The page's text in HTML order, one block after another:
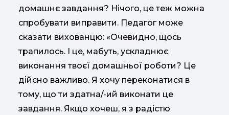
домашнє завдання? Нічого, це теж можна
спробувати виправити. Педагог може
сказати вихованцю: «Очевидно, щось
трапилось. І це, мабуть, ускладнює
виконання твоєї домашньої роботи? Це
дійсно важливо. Я хочу переконатися в
тому, що ти здатна/-ий виконати це
завдання. Якщо хочеш, я з радістю